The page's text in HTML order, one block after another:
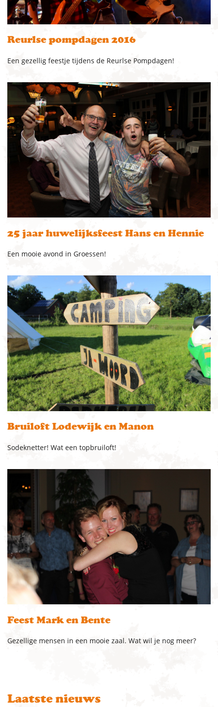
Reurlse pompdagen 2016
Een gezellig feestje tijdens de Reurlse Pompdagen!
25 jaar huwelijksfeest Hans en Hennie
Een mooie avond in Groessen!
Bruiloft Lodewijk en Manon
Sodeknetter! Wat een topbruiloft!
Feest Mark en Bente
Gezellige mensen in een mooie zaal. Wat wil je nog meer?
Laatste nieuws